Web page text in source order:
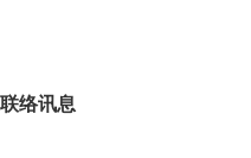
络讯息